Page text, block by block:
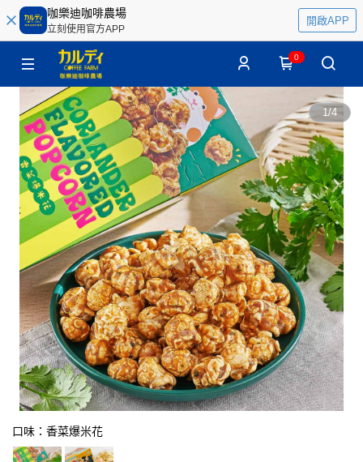
咖樂迪咖啡農場
立刻使用官方APP
開啟APP
0
1/4
口味：香菜爆米花